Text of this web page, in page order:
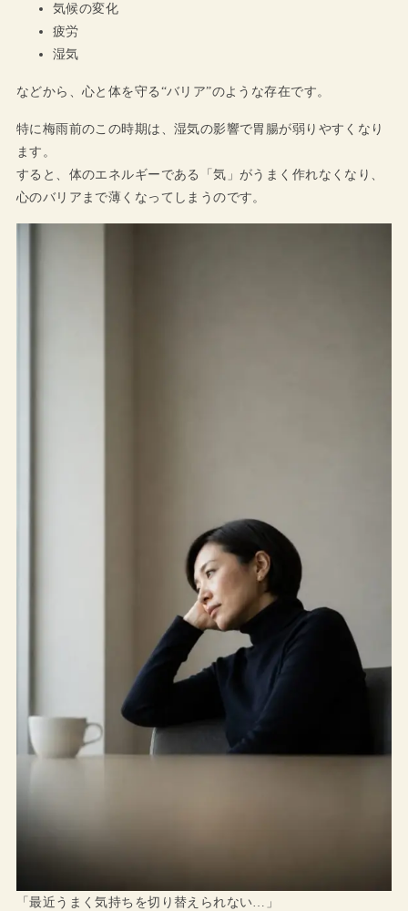
気候の変化
疲労
湿気
などから、心と体を守る“バリア”のような存在です。
特に梅雨前のこの時期は、湿気の影響で胃腸が弱りやすくなり
ます。
すると、体のエネルギーである「気」がうまく作れなくなり、
心のバリアまで薄くなってしまうのです。
「最近うまく気持ちを切り替えられない…」